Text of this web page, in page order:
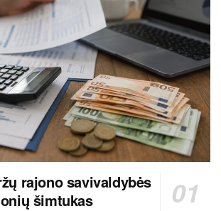
rajono savivaldybės
šimtukas